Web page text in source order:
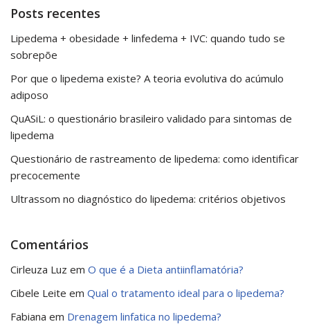
Posts recentes
Lipedema + obesidade + linfedema + IVC: quando tudo se
sobrepõe
Por que o lipedema existe? A teoria evolutiva do acúmulo
adiposo
QuASiL: o questionário brasileiro validado para sintomas de
lipedema
Questionário de rastreamento de lipedema: como identificar
precocemente
Ultrassom no diagnóstico do lipedema: critérios objetivos
Comentários
Cirleuza Luz em O que é a Dieta antiinflamatória?
Cibele Leite em Qual o tratamento ideal para o lipedema?
Fabiana em Drenagem linfatica no lipedema?